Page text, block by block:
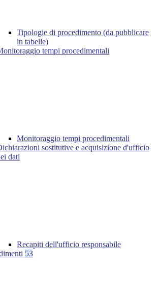
Tipologie di procedimento (da pubblicare
in tabelle)
tempi procedimentali
Monitoraggio tempi procedimentali
sostitutive e acquisizione d'ufficio
dati
Recapiti dell'ufficio responsabile
53